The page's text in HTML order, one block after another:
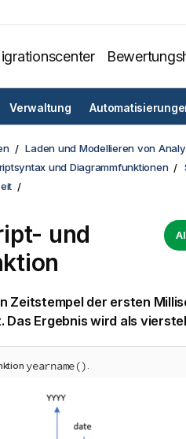
Verwaltung
Laden und Modellieren von
und Diagrammfunktionen
und
Zeitstempel der ersten
Das Ergebnis wird als
yearname()